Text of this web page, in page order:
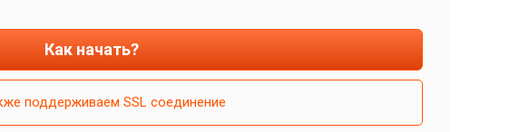
Как начать?
поддерживаем SSL соединение